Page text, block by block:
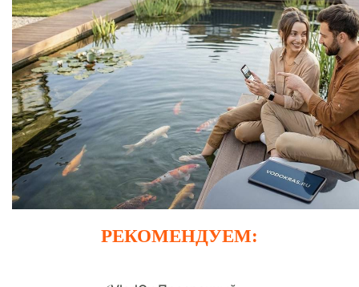
РЕКОМЕНДУЕМ: